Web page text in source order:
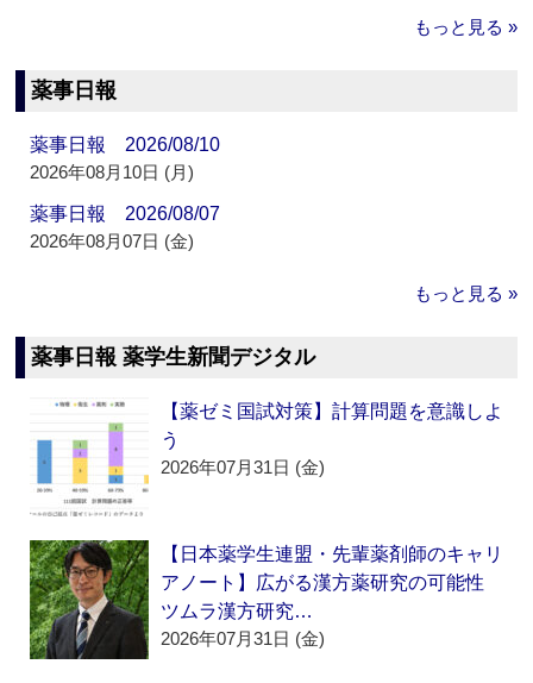
もっと見る »
薬事日報
薬事日報 2026/08/10
2026年08月10日 (月)
薬事日報 2026/08/07
2026年08月07日 (金)
もっと見る »
薬事日報 薬学生新聞デジタル
【薬ゼミ国試対策】計算問題を意識しよ
う
2026年07月31日 (金)
【日本薬学生連盟・先輩薬剤師のキャリ
アノート】広がる漢方薬研究の可能性
ツムラ漢方研究…
2026年07月31日 (金)